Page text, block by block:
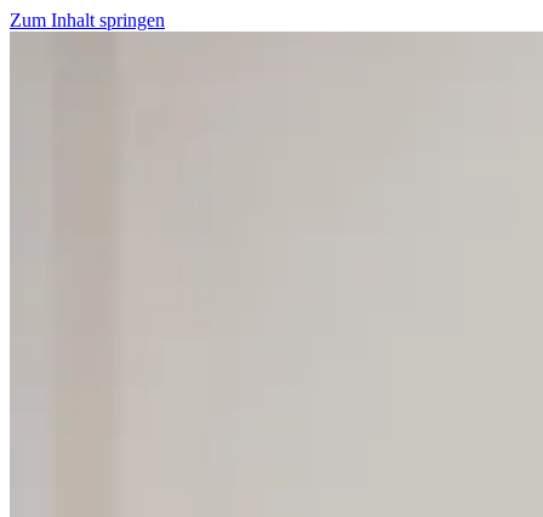
Zum Inhalt springen